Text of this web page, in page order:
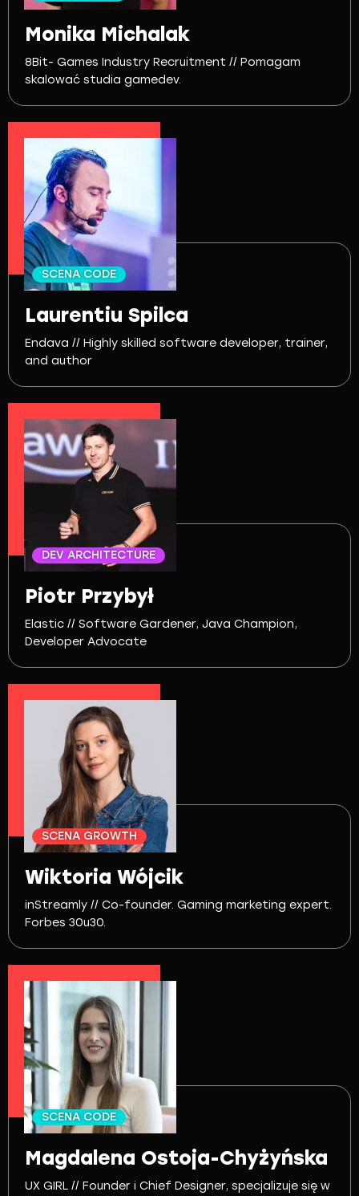
Monika Michalak
8Bit- Games Industry Recruitment // Pomagam
skalować studia gamedev.
SCENA CODE
Laurentiu Spilca
Endava // Highly skilled software developer, trainer,
and author
DEV ARCHITECTURE
Piotr Przybył
Elastic // Software Gardener, Java Champion,
Developer Advocate
SCENA GROWTH
Wiktoria Wójcik
inStreamly // Co-founder. Gaming marketing expert.
Forbes 30u30.
SCENA CODE
Magdalena Ostoja-Chyżyńska
UX GIRL // Founder i Chief Designer, specjalizuje się w